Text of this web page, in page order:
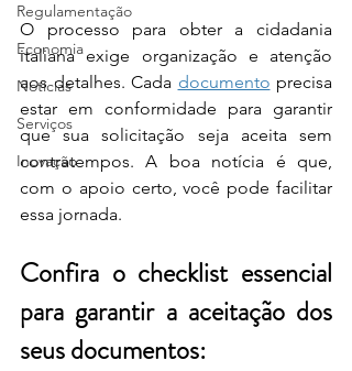
Regulamentação
Economia
Notícias
Serviços
Inovação
O processo para obter a cidadania
italiana exige organização e atenção
aos detalhes. Cada documento precisa
estar em conformidade para garantir
que sua solicitação seja aceita sem
contratempos. A boa notícia é que,
com o apoio certo, você pode facilitar
essa jornada.
Confira o checklist essencial
para garantir a aceitação dos
seus documentos: